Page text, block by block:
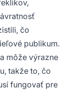
čo
publikum.
môže výrazne
takže to, čo
fungovať pre